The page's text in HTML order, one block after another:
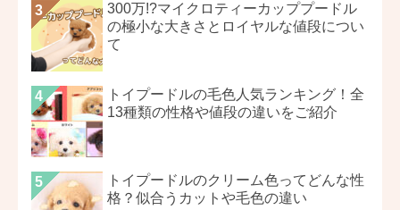
300万!?マイクロティーカッププードル
の極小な大きさとロイヤルな値段につい
て
トイプードルの毛色人気ランキング！全
13種類の性格や値段の違いをご紹介
トイプードルのクリーム色ってどんな性
格？似合うカットや毛色の違い